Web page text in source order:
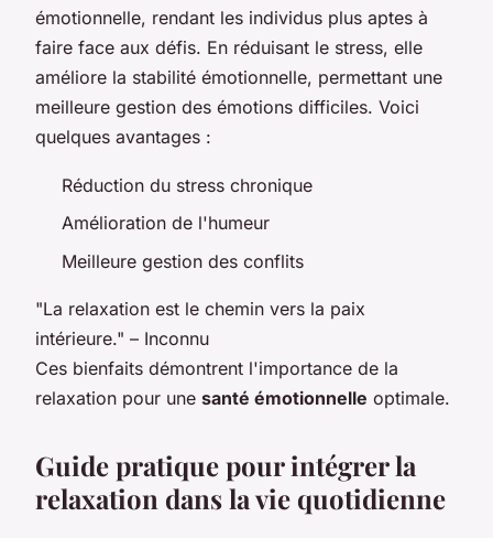
émotionnelle, rendant les individus plus aptes à
faire face aux défis. En réduisant le stress, elle
améliore la stabilité émotionnelle, permettant une
meilleure gestion des émotions difficiles. Voici
quelques avantages :
Réduction du stress chronique
Amélioration de l'humeur
Meilleure gestion des conflits
"La relaxation est le chemin vers la paix
intérieure." – Inconnu
Ces bienfaits démontrent l'importance de la
relaxation pour une santé émotionnelle optimale.
Guide pratique pour intégrer la
relaxation dans la vie quotidienne